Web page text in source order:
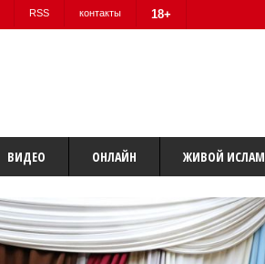
RSS контакты 18+
ВИДЕО ОНЛАЙН ЖИВОЙ ИСЛАМ